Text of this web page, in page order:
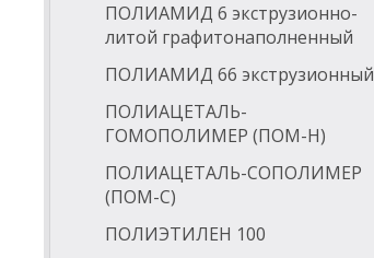
ПОЛИАМИД 6 экструзионно-
литой графитонаполненный
ПОЛИАМИД 66 экструзионный
ПОЛИАЦЕТАЛЬ-
ГОМОПОЛИМЕР (ПОМ-Н)
ПОЛИАЦЕТАЛЬ-СОПОЛИМЕР
(ПОМ-С)
ПОЛИЭТИЛЕН 100